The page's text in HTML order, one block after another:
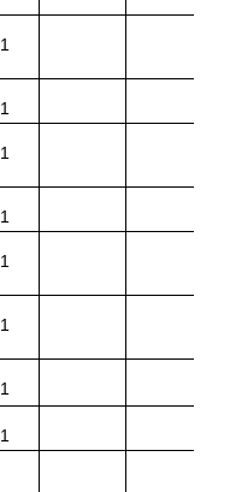
1
1
1
1
1
1
1
1